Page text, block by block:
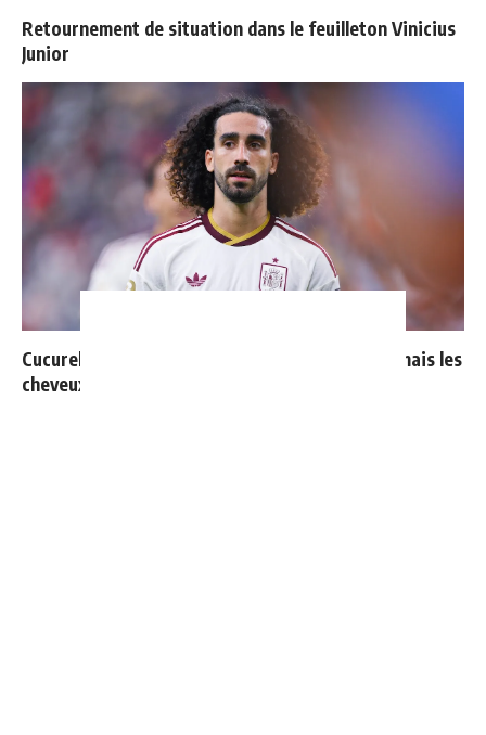
Retournement de situation dans le feuilleton Vinicius
Junior
Cucurella explique pourquoi il ne se coupera jamais les
cheveux